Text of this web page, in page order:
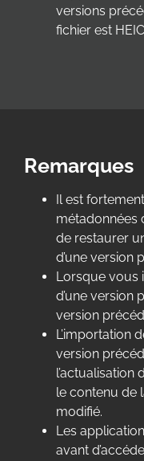
versions
fichier est
Remarques
Il est
métadonnées
de restaurer
d’une version
Lorsque vous
d’une version
version
L’importation
version
l’actualisation
le contenu de
modifié.
Les
avant